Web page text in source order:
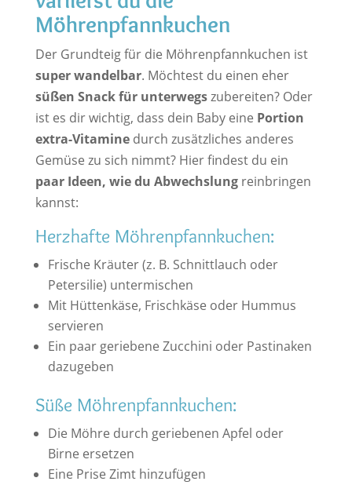
Möhrenpfannkuchen
Der Grundteig für die Möhrenpfannkuchen ist
super wandelbar. Möchtest du einen eher
süßen Snack für unterwegszubereiten? Oder
ist es dir wichtig, dass dein Baby eine Portion
extra-Vitaminedurch zusätzliches anderes
Gemüse zu sich nimmt? Hier findest du ein
paar Ideen, wie du Abwechslungreinbringen
kannst:
Herzhafte Möhrenpfannkuchen:
Frische Kräuter (z. B. Schnittlauch oder
Petersilie) untermischen
Mit Hüttenkäse, Frischkäse oder Hummus
servieren
Ein paar geriebene Zucchini oder Pastinaken
dazugeben
Süße Möhrenpfannkuchen:
Die Möhre durch geriebenen Apfel oder
Birne ersetzen
Eine Prise Zimt hinzufügen